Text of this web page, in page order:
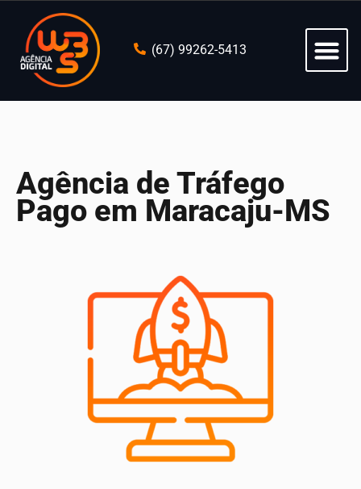
(67) 99262-5413
Agência de Tráfego
Pago em Maracaju-MS